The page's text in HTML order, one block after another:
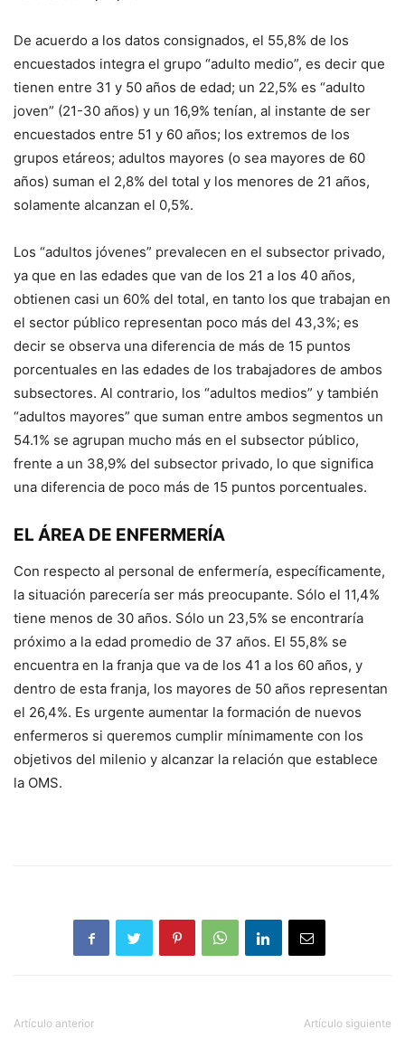
De acuerdo a los datos consignados, el 55,8% de los
encuestados integra el grupo “adulto medio”, es decir que
tienen entre 31 y 50 años de edad; un 22,5% es “adulto
joven” (21-30 años) y un 16,9% tenían, al instante de ser
encuestados entre 51 y 60 años; los extremos de los
grupos etáreos; adultos mayores (o sea mayores de 60
años) suman el 2,8% del total y los menores de 21 años,
solamente alcanzan el 0,5%.
Los “adultos jóvenes” prevalecen en el subsector privado,
ya que en las edades que van de los 21 a los 40 años,
obtienen casi un 60% del total, en tanto los que trabajan en
el sector público representan poco más del 43,3%; es
decir se observa una diferencia de más de 15 puntos
porcentuales en las edades de los trabajadores de ambos
subsectores. Al contrario, los “adultos medios” y también
“adultos mayores” que suman entre ambos segmentos un
54.1% se agrupan mucho más en el subsector público,
frente a un 38,9% del subsector privado, lo que significa
una diferencia de poco más de 15 puntos porcentuales.
EL ÁREA DE ENFERMERÍA
Con respecto al personal de enfermería, específicamente,
la situación parecería ser más preocupante. Sólo el 11,4%
tiene menos de 30 años. Sólo un 23,5% se encontraría
próximo a la edad promedio de 37 años. El 55,8% se
encuentra en la franja que va de los 41 a los 60 años, y
dentro de esta franja, los mayores de 50 años representan
el 26,4%. Es urgente aumentar la formación de nuevos
enfermeros si queremos cumplir mínimamente con los
objetivos del milenio y alcanzar la relación que establece
la OMS.
Artículo anterior Artículo siguiente